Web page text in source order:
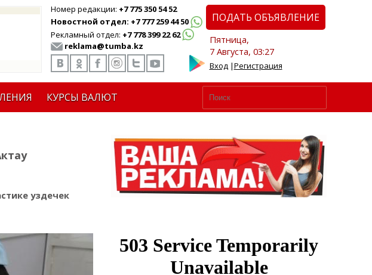
Номер редакции: +7 775 350 54 52
Новостной отдел: +7 777 259 44 50
Рекламный отдел: +7 778 399 22 62
reklama@tumba.kz
ПОДАТЬ ОБЪЯВЛЕНИЕ
Пятница,
7 Августа, 03:27
Вход|Регистрация
КУРСЫ ВАЛЮТ
уздечек